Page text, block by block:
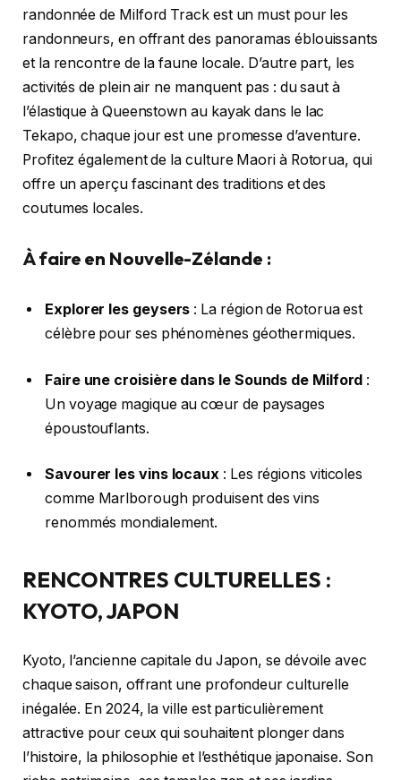
randonnée de Milford Track est un must pour les
randonneurs, en offrant des panoramas éblouissants
et la rencontre de la faune locale. D’autre part, les
activités de plein air ne manquent pas : du saut à
l’élastique à Queenstown au kayak dans le lac
Tekapo, chaque jour est une promesse d’aventure.
Profitez également de la culture Maori à Rotorua, qui
offre un aperçu fascinant des traditions et des
coutumes locales.
À faire en Nouvelle-Zélande :
Explorer les geysers : La région de Rotorua est
célèbre pour ses phénomènes géothermiques.
Faire une croisière dans le Sounds de Milford :
Un voyage magique au cœur de paysages
époustouflants.
Savourer les vins locaux : Les régions viticoles
comme Marlborough produisent des vins
renommés mondialement.
RENCONTRES CULTURELLES :
KYOTO, JAPON
Kyoto, l’ancienne capitale du Japon, se dévoile avec
chaque saison, offrant une profondeur culturelle
inégalée. En 2024, la ville est particulièrement
attractive pour ceux qui souhaitent plonger dans
l’histoire, la philosophie et l’esthétique japonaise. Son